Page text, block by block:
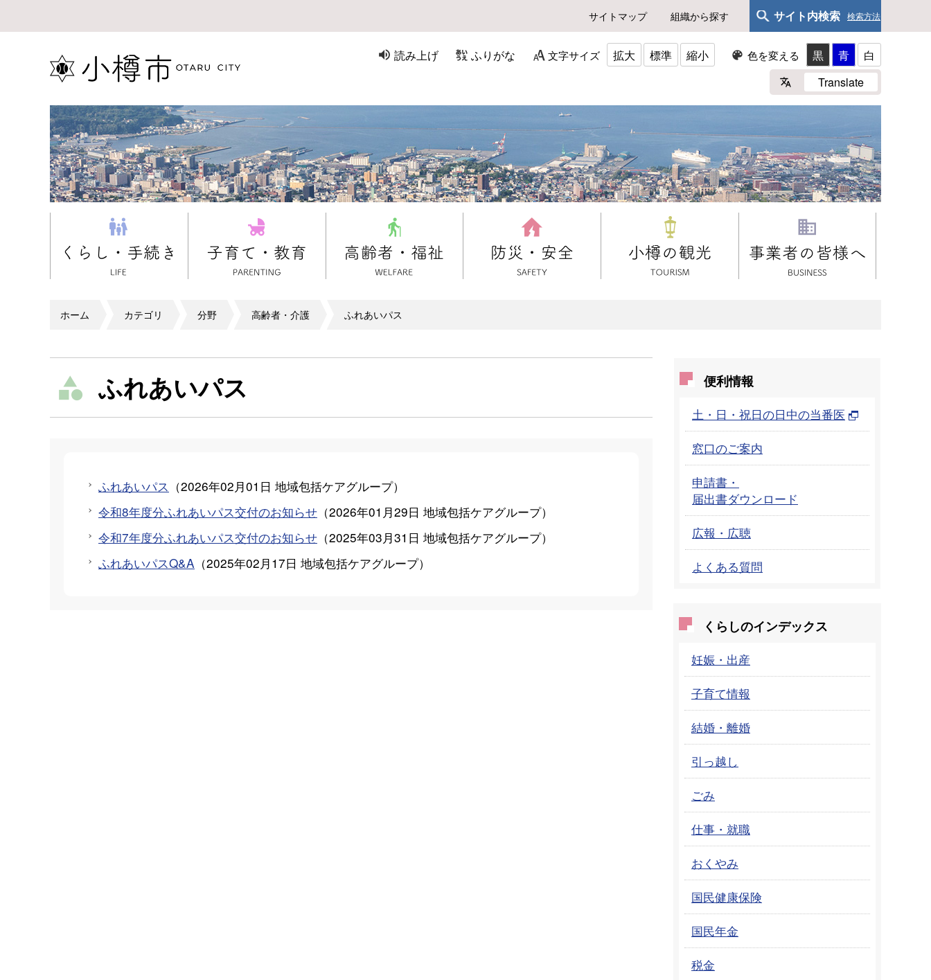
サイトマップ 組織から探す サイト内検索 検索方法
読み上げ ふりがな 文字サイズ 拡大 標準 縮小 色を変える 黒 青
白
Translate
ホーム カテゴリ 分野 高齢者・介護 ふれあいパス
ふれあいパス
ふれあいパス （2026年02月01日 地域包括ケアグループ）
令和8年度分ふれあいパス交付のお知らせ （2026年01月29日 地域包括ケアグループ）
令和7年度分ふれあいパス交付のお知らせ （2025年03月31日 地域包括ケアグループ）
ふれあいパスQ&A （2025年02月17日 地域包括ケアグループ）
便利情報
土・日・祝日の日中の当番医
窓口のご案内
申請書・
届出書ダウンロード
広報・広聴
よくある質問
くらしのインデックス
妊娠・出産
子育て情報
結婚・離婚
引っ越し
ごみ
仕事・就職
おくやみ
国民健康保険
国民年金
税金